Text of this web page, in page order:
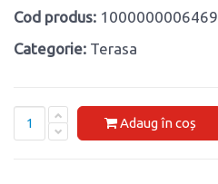
Cod produs: 1000000006469
Categorie: Terasa
Adaug în coș